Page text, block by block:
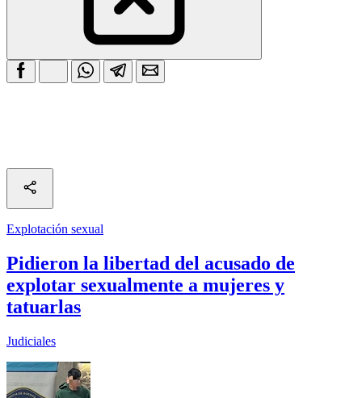
Explotación sexual
Pidieron la libertad del acusado de
explotar sexualmente a mujeres y
tatuarlas
Judiciales